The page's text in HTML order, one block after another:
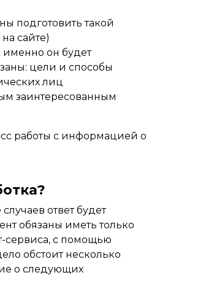
подготовить такой
сайте)
именно он будет
цели и способы
лиц
заинтересованным
работы с информацией о
ответ будет
обязаны иметь только
сервиса, с помощью
обстоит несколько
о следующих